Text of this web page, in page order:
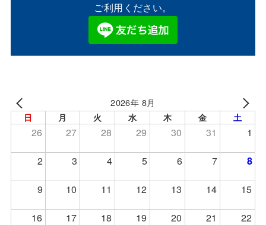
ご利用ください。
2026年 8月
日 月 火 水 木 金 土
26 27 28 29 30 31 1
2 3 4 5 6 7 8
9 10 11 12 13 14 15
16 17 18 19 20 21 22